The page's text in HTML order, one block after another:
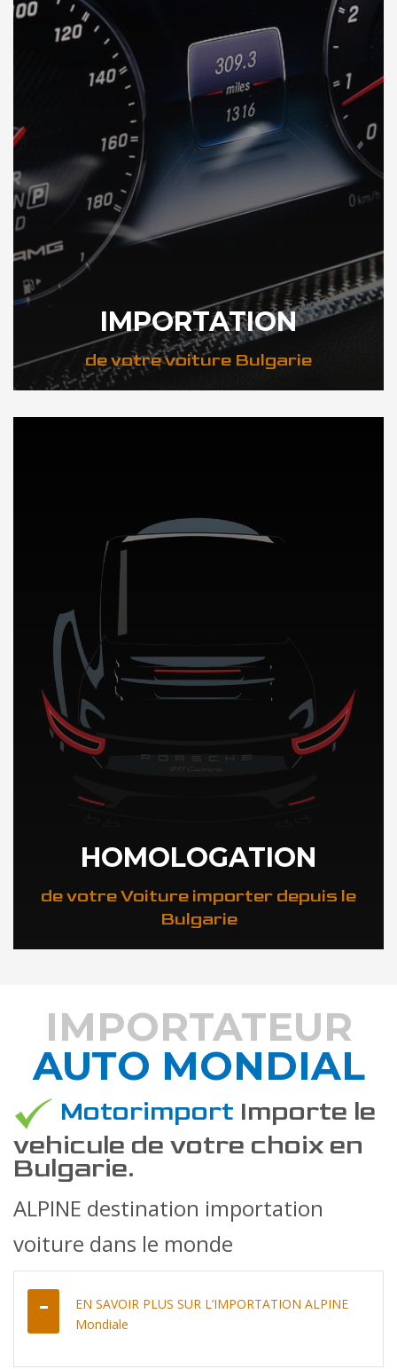
IMPORTATION
de votre voiture Bulgarie
DÉCOUVREZ NOTRE IMPORTATION AUTO en Bulgarie
HOMOLOGATION
de votre Voiture importer depuis le
Bulgarie
DÉCOUVREZ COMMENT
IMPORTATEUR
AUTO MONDIAL
Motorimport Importe le
vehicule de votre choix en
Bulgarie.
ALPINE destination importation
voiture dans le monde
EN SAVOIR PLUS SUR L’IMPORTATION ALPINE
Mondiale